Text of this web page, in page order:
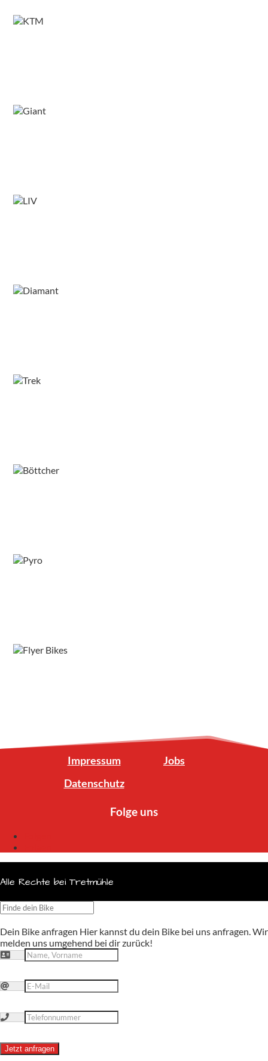
Impressum
Jobs
Datenschutz
Folge uns
Alle Rechte bei Tretmühle
Dein Bike anfragen Hier kannst du dein Bike bei uns anfragen. Wir
melden uns umgehend bei dir zurück!
Jetzt anfragen